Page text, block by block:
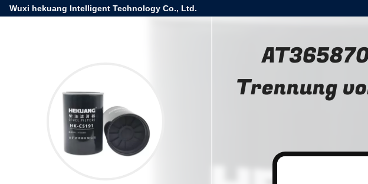
Wuxi hekuang Intelligent Technology Co., Ltd.
Trennung